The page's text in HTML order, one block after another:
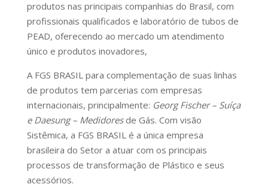
produtos nas principais companhias do Brasil, com
profissionais qualificados e laboratório de tubos de
PEAD, oferecendo ao mercado um atendimento
único e produtos inovadores,
A FGS BRASIL para complementação de suas linhas
de produtos tem parcerias com empresas
internacionais, principalmente: Georg Fischer – Suíça
e Daesung – Medidoresde Gás. Com visão
Sistêmica, a FGS BRASIL é a única empresa
brasileira do Setor a atuar com os principais
processos de transformação de Plástico e seus
acessórios.